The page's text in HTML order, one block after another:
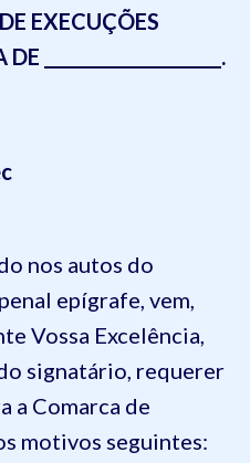
EXECUÇÕES
____________________.
nos autos do
epígrafe, vem,
Vossa Excelência,
signatário, requerer
a Comarca de
motivos seguintes: